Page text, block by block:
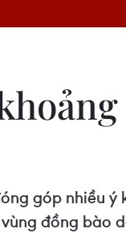
góp nhiều
đồng bào